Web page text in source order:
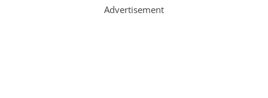
Advertisement